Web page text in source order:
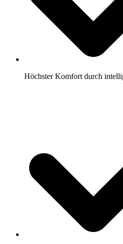
Höchster Komfort durch